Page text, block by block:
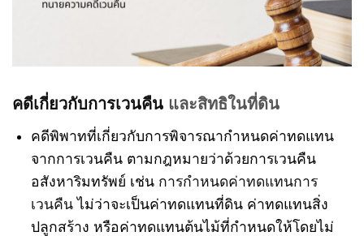
คดีเกี่ยวกับการเวนคืน และสิทธิในที่ดิน
คดีพิพาทที่เกี่ยวกับการพิจารณากำหนดค่าทดแทน
จากการเวนคืน ตามกฎหมายว่าด้วยการเวนคืน
อสังหาริมทรัพย์ เช่น การกำหนดค่าทดแทนการ
เวนคืนไม่ว่าจะเป็นค่าทดแทนที่ดิน ค่าทดแทนสิ่ง
ปลูกสร้าง หรือค่าทดแทนต้นไม้ที่กำหนดให้โดยไม่